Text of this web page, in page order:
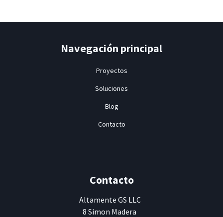
Navegación principal
Proyectos
Soluciones
Blog
Contacto
Contacto
Altamente GS LLC
8 Simon Madera